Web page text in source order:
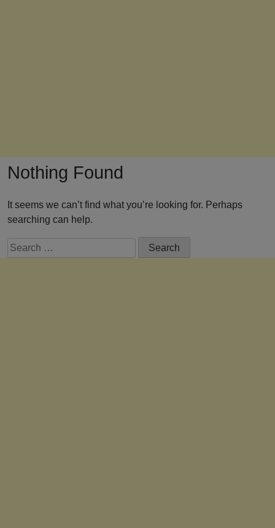
Nothing Found
It seems we can’t find what you’re looking for. Perhaps
searching can help.
Search
for: